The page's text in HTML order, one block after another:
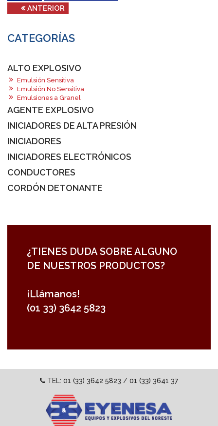
CATEGORÍAS
ALTO EXPLOSIVO
Emulsión Sensitiva
Emulsión No Sensitiva
Emulsiones a Granel
AGENTE EXPLOSIVO
INICIADORES DE ALTA PRESIÓN
INICIADORES
INICIADORES ELECTRÓNICOS
CONDUCTORES
CORDÓN DETONANTE
¿TIENES DUDA SOBRE ALGUNO
DE NUESTROS PRODUCTOS?
¡Llámanos!
(01 33) 3642 5823
TEL: 01 (33) 3642 5823 / 01 (33) 3641 37